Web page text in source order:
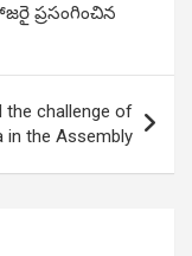
ప్రసంగించిన
the challenge of
in the Assembly